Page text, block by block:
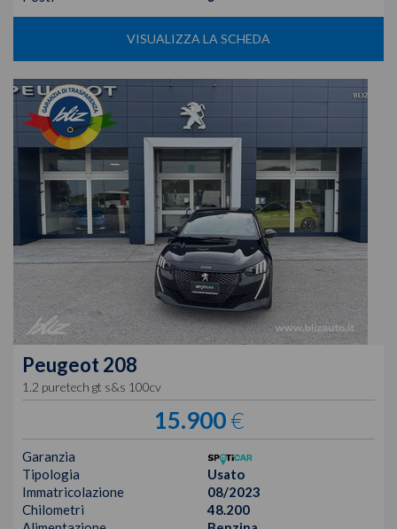
VISUALIZZA LA SCHEDA
Peugeot 208
1.2 puretech gt s&s 100cv
15.900€
Garanzia
Tipologia
Usato
Immatricolazione
08/2023
Chilometri
48.200